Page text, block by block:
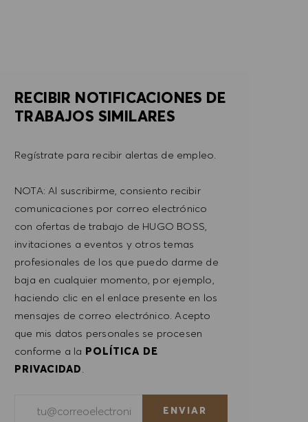
RECIBIR NOTIFICACIONES DE
TRABAJOS SIMILARES
Regístrate para recibir alertas de empleo.
NOTA: Al suscribirme, consiento recibir
comunicaciones por correo electrónico
con ofertas de trabajo de HUGO BOSS,
invitaciones a eventos y otros temas
profesionales de los que puedo darme de
baja en cualquier momento, por ejemplo,
haciendo clic en el enlace presente en los
mensajes de correo electrónico. Acepto
que mis datos personales se procesen
conforme a la POLÍTICA DE
PRIVACIDAD
ENVIAR